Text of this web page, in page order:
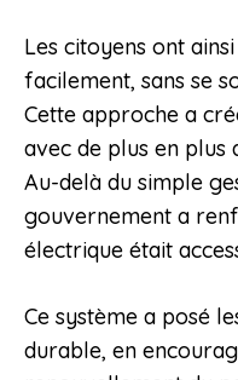
Les citoyens ont
facilement, sans se
Cette approche a
avec de plus en plus
Au-delà du simple
gouvernement a
électrique était
Ce système a posé
durable, en